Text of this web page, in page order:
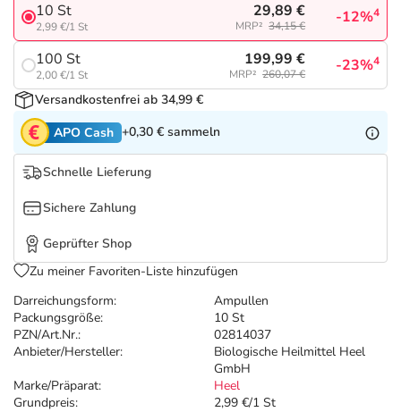
Tierapotheke
Vitamine & Mineralstoffe
Marken
Salus Deals
Darreichungsform:
Ampullen
Packungsgröße:
10 St
PZN/Art.Nr.:
02814037
Anbieter/Hersteller:
Biologische Heilmittel Heel
GmbH
Marke/Präparat:
Heel
Grundpreis:
2,99 €/1 St
10 St
2,99 €/1 St
29,89 €
MRP² 34,15 € -12%4
100 St
2,00 €/1 St
199,99 €
MRP² 260,07 € -23%4
Versandkostenfrei ab 34,99 €
APO Cash +0,30 € sammeln
Schnelle Lieferung
Sichere Zahlung
Geprüfter Shop
Zu meiner Favoriten-Liste hinzufügen